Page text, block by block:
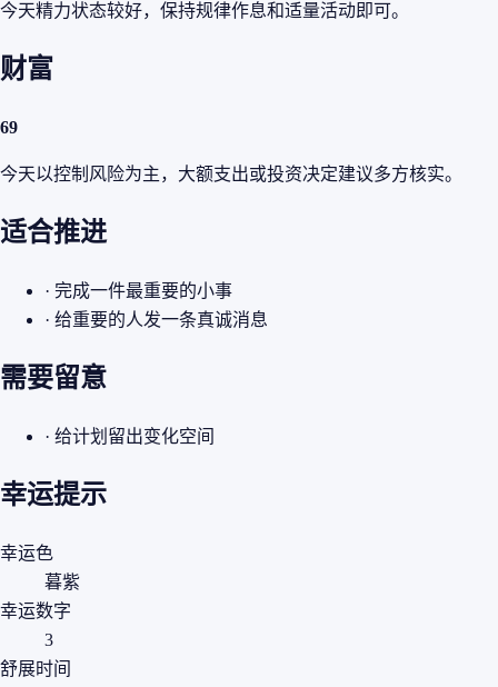
今天精力状态较好，保持规律作息和适量活动即可。
财富
69
今天以控制风险为主，大额支出或投资决定建议多方核实。
适合推进
· 完成一件最重要的小事
· 给重要的人发一条真诚消息
需要留意
· 给计划留出变化空间
幸运提示
幸运色
暮紫
幸运数字
3
舒展时间